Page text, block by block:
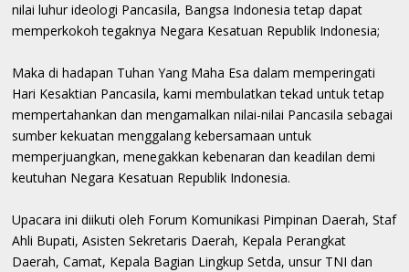
nilai luhur ideologi Pancasila, Bangsa Indonesia tetap dapat
memperkokoh tegaknya Negara Kesatuan Republik Indonesia;
Maka di hadapan Tuhan Yang Maha Esa dalam memperingati
Hari Kesaktian Pancasila, kami membulatkan tekad untuk tetap
mempertahankan dan mengamalkan nilai-nilai Pancasila sebagai
sumber kekuatan menggalang kebersamaan untuk
memperjuangkan, menegakkan kebenaran dan keadilan demi
keutuhan Negara Kesatuan Republik Indonesia.
Upacara ini diikuti oleh Forum Komunikasi Pimpinan Daerah, Staf
Ahli Bupati, Asisten Sekretaris Daerah, Kepala Perangkat
Daerah, Camat, Kepala Bagian Lingkup Setda, unsur TNI dan